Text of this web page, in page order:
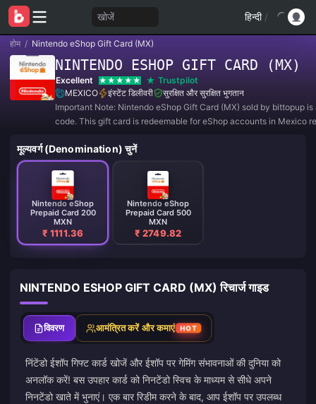
खोजें हिन्दी /
होम / Nintendo eShop Gift Card (MX)
NINTENDO ESHOP GIFT CARD (MX)
Excellent
Trustpilot
MEXICO
इंस्टेंट डिलीवरी
सुरक्षित और सुरक्षित भुगतान
Important Note: Nintendo eShop Gift Card (MX) sold by bittopup is
code. This gift card is redeemable for eShop accounts in Mexico
मूल्यवर्ग (Denomination) चुनें
Nintendo eShop
Prepaid Card 200
MXN
₹ 1111.36
Nintendo eShop
Prepaid Card 500
MXN
₹ 2749.82
NINTENDO ESHOP GIFT CARD (MX) रिचार्ज गाइड
विवरण आमंत्रित करें और कमाएं HOT
निंटेंडो ईशॉप गिफ्ट कार्ड खोजें और ईशॉप पर गेमिंग संभावनाओं की दुनिया को
अनलॉक करें! बस उपहार कार्ड को निनटेंडो स्विच के माध्यम से सीधे अपने
निनटेंडो खाते में भुनाएं। एक बार रिडीम करने के बाद, आप ईशॉप पर उपलब्ध